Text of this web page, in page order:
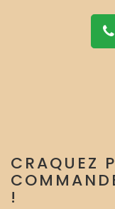
CRAQUEZ
!